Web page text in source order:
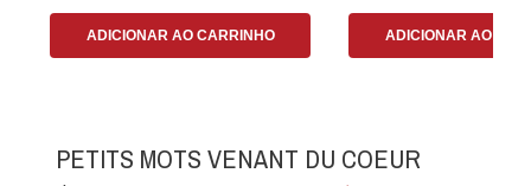
ADICIONAR AO CARRINHO ADICIONAR AO
PETITS MOTS VENANT DU COEUR